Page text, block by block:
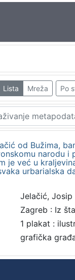
Lista Mreža Po
od Bužima,
narodu i
je već u
urbarialska
Jelačić, Josip
Zagreb : Iz
1 plakat :
grafička